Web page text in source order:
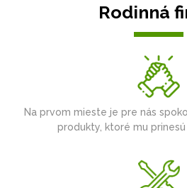
Rodinná
Na prvom mieste je pre nás
produkty, ktoré mu prinesú